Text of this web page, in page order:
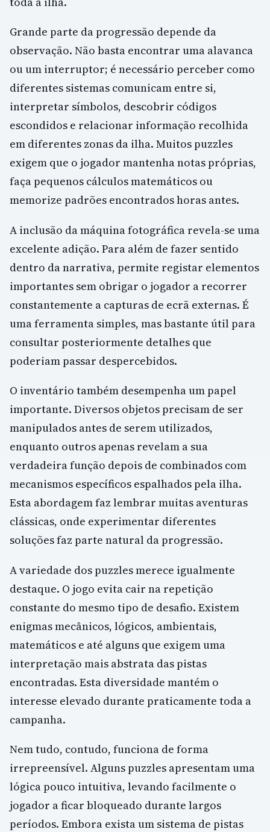
Grande parte da progressão depende da
observação. Não basta encontrar uma alavanca
ou um interruptor; é necessário perceber como
diferentes sistemas comunicam entre si,
interpretar símbolos, descobrir códigos
escondidos e relacionar informação recolhida
em diferentes zonas da ilha. Muitos puzzles
exigem que o jogador mantenha notas próprias,
faça pequenos cálculos matemáticos ou
memorize padrões encontrados horas antes.
A inclusão da máquina fotográfica revela-se uma
excelente adição. Para além de fazer sentido
dentro da narrativa, permite registar elementos
importantes sem obrigar o jogador a recorrer
constantemente a capturas de ecrã externas. É
uma ferramenta simples, mas bastante útil para
consultar posteriormente detalhes que
poderiam passar despercebidos.
O inventário também desempenha um papel
importante. Diversos objetos precisam de ser
manipulados antes de serem utilizados,
enquanto outros apenas revelam a sua
verdadeira função depois de combinados com
mecanismos específicos espalhados pela ilha.
Esta abordagem faz lembrar muitas aventuras
clássicas, onde experimentar diferentes
soluções faz parte natural da progressão.
A variedade dos puzzles merece igualmente
destaque. O jogo evita cair na repetição
constante do mesmo tipo de desafio. Existem
enigmas mecânicos, lógicos, ambientais,
matemáticos e até alguns que exigem uma
interpretação mais abstrata das pistas
encontradas. Esta diversidade mantém o
interesse elevado durante praticamente toda a
campanha.
Nem tudo, contudo, funciona de forma
irrepreensível. Alguns puzzles apresentam uma
lógica pouco intuitiva, levando facilmente o
jogador a ficar bloqueado durante largos
períodos. Embora exista um sistema de pistas